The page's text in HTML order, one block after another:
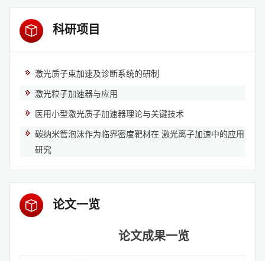
科研项目
激光质子束加速及诊断系统的研制
激光粒子加速器与应用
医用小型激光质子加速器理论与关键技术
碳纳米管泡沫作为临界密度靶材在 激光离子加速中的应用
研究
论文一览
论文成果一览